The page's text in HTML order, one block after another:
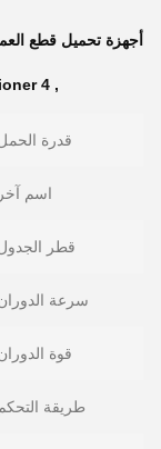
,
4 kw Welding Positioner
قدرة
اسم
قطر
سرعة
قوة
طريقة